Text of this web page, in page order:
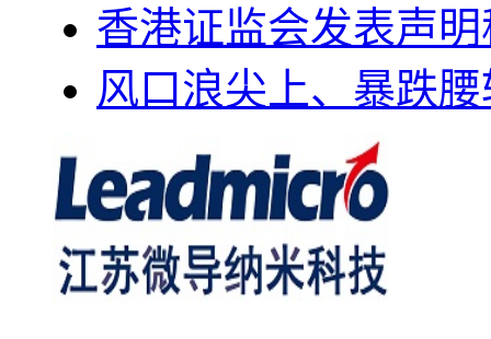
香港证监会发表声
风口浪尖上、暴跌